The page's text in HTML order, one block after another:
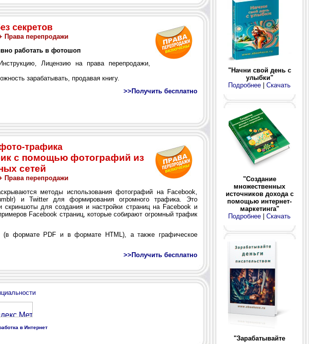
секретов
Права перепродажи
работать в фотошоп
Лицензию на права перепродажи,
зарабатывать, продавая книгу.
>>Получить бесплатно
трафика
с помощью фотографий из
сетей
Права перепродажи
методы использования фотографий на Facebook,
и Twitter для формирования огромного трафика. Это
скриншоты для создания и настройки страниц на Facebook и
Facebook страниц, которые собирают огромный трафик
формате PDF и в формате HTML), а также графическое
>>Получить бесплатно
в Интернет
"Начни свой день с
улыбки"
Подробнее
Скачать
"Создание
множественных
источников дохода с
помощью интернет-
маркетинга"
Подробнее
Скачать
"Зарабатывайте